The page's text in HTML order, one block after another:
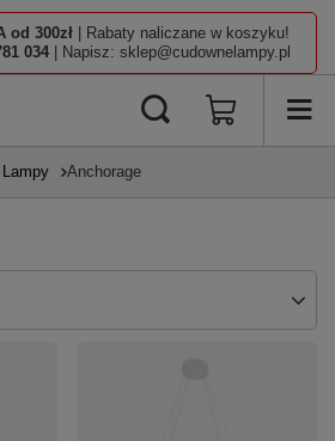
od 300zł | Rabaty naliczane w koszyku!
034 | Napisz: sklep@cudownelampy.pl
Anchorage